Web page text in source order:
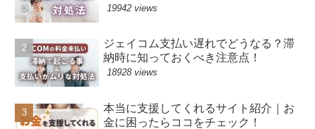
19942 views
ジェイコム支払い遅れでどうなる？滞
納時に知っておくべき注意点！
18928 views
本当に支援してくれるサイト紹介｜お
金に困ったらココをチェック！